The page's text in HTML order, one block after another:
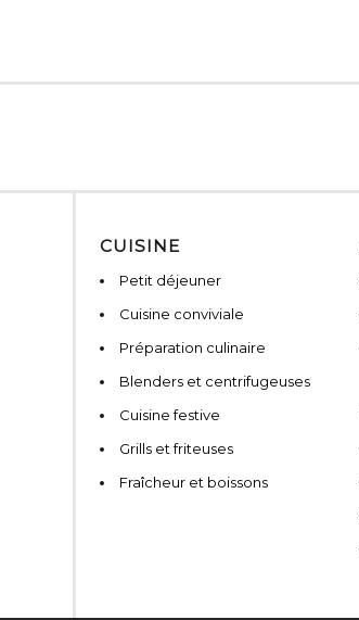
CUISINE
Petit déjeuner
Cuisine conviviale
Préparation culinaire
Blenders et centrifugeuses
Cuisine festive
Grills et friteuses
Fraîcheur et boissons